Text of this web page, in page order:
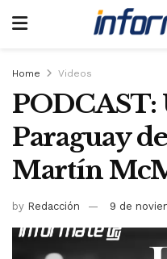
Home Videos
Paraguay
Martín
by Redacción 9 de